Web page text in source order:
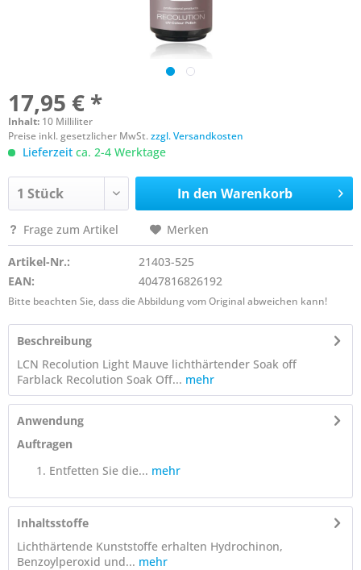
17,95 € *
Inhalt: 10 Milliliter
Preise inkl. gesetzlicher MwSt.zzgl. Versandkosten
Lieferzeit ca. 2-4 Werktage
In den Warenkorb
Frage zum Artikel Merken
Artikel-Nr.:
21403-525
EAN:
4047816826192
Bitte beachten Sie, dass die Abbildung vom Original abweichen kann!
Beschreibung
LCN Recolution Light Mauve lichthärtender Soak off
Farblack Recolution Soak Off... mehr
Anwendung
Auftragen
Entfetten Sie die... mehr
Inhaltsstoffe
Lichthärtende Kunststoffe erhalten Hydrochinon,
Benzoylperoxid und... mehr